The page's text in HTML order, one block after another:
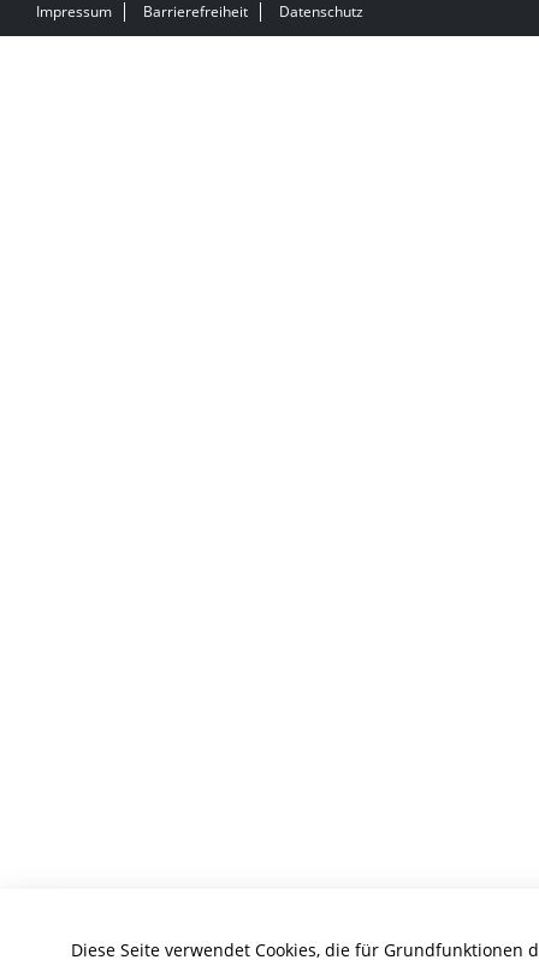
Diese Seite verwendet Cookies, die für Grundfunktionen
Impressum Barrierefreiheit Datenschutz